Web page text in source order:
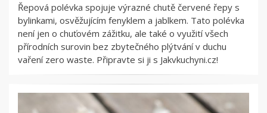
Řepová polévka spojuje výrazné chutě červené řepy s
bylinkami, osvěžujícím fenyklem a jablkem. Tato polévka
není jen o chuťovém zážitku, ale také o využití všech
přírodních surovin bez zbytečného plýtvání v duchu
vaření zero waste. Připravte si ji s Jakvkuchyni.cz!